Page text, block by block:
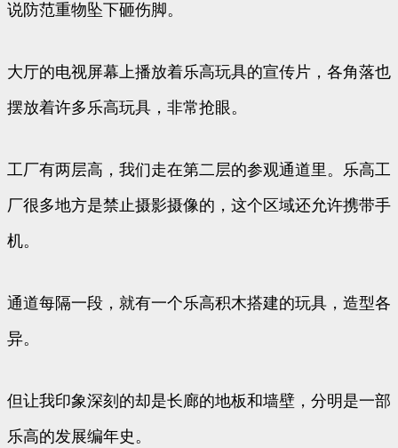
说防范重物坠下砸伤脚。
大厅的电视屏幕上播放着乐高玩具的宣传片，各角落也
摆放着许多乐高玩具，非常抢眼。
工厂有两层高，我们走在第二层的参观通道里。乐高工
厂很多地方是禁止摄影摄像的，这个区域还允许携带手
机。
通道每隔一段，就有一个乐高积木搭建的玩具，造型各
异。
但让我印象深刻的却是长廊的地板和墙壁，分明是一部
乐高的发展编年史。